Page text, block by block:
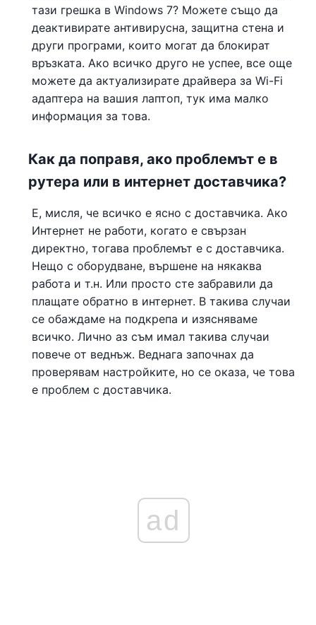
тази грешка в Windows 7? Можете също да
деактивирате антивирусна, защитна стена и
други програми, които могат да блокират
връзката. Ако всичко друго не успее, все още
можете да актуализирате драйвера за Wi-Fi
адаптера на вашия лаптоп, тук има малко
информация за това.
Как да поправя, ако проблемът е в
рутера или в интернет доставчика?
Е, мисля, че всичко е ясно с доставчика. Ако
Интернет не работи, когато е свързан
директно, тогава проблемът е с доставчика.
Нещо с оборудване, вършене на някаква
работа и т.н. Или просто сте забравили да
плащате обратно в интернет. В такива случаи
се обаждаме на подкрепа и изясняваме
всичко. Лично аз съм имал такива случаи
повече от веднъж. Веднага започнах да
проверявам настройките, но се оказа, че това
е проблем с доставчика.
ad